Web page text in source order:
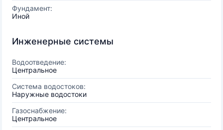
Фундамент:
Иной
Инженерные системы
Водоотведение:
Центральное
Система водостоков:
Наружные водостоки
Газоснабжение:
Центральное